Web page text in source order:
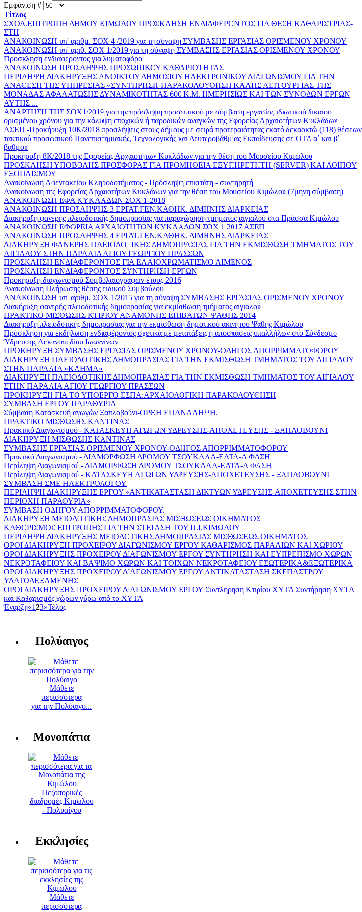
Εμφάνιση #
Τίτλος
ΣΧΟΛ.ΕΠΙΤΡΟΠΗ ΔΗΜΟΥ ΚΙΜΩΛΟΥ ΠΡΟΣΚΛΗΣΗ ΕΝΔΙΑΦΕΡΟΝΤΟΣ ΓΙΑ ΘΕΣΗ ΚΑΘΑΡΙΣΤΡΙΑΣ-
ΣΤΗ
ΑΝΑΚΟΙΝΩΣΗ υπ' αριθμ. ΣΟΧ 4 /2019 για τη σύναψη ΣΥΜΒΑΣΗΣ ΕΡΓΑΣΙΑΣ ΟΡΙΣΜΕΝΟΥ ΧΡΟΝΟΥ
ΑΝΑΚΟΙΝΩΣΗ υπ' αριθ. ΣΟΧ 1/2019 για τη σύναψη ΣΥΜΒΑΣΗΣ ΕΡΓΑΣΙΑΣ ΟΡΙΣΜΕΝΟΥ ΧΡΟΝΟΥ
Προσκληση ενδιαφεροντος για λυματοφόρο
ΑΝΑΚΟΙΝΩΣΗ ΠΡΟΣΛΗΨΗΣ ΠΡΟΣΩΠΙΚΟΥ ΚΑΘΑΡΙΟΤΗΤΑΣ
ΠΕΡΙΛΗΨΗ ΔΙΑΚΗΡΥΞΗΣ ΑΝΟΙΚΤΟΥ ΔΗΜΟΣΙΟΥ ΗΛΕΚΤΡΟΝΙΚΟΥ ΔΙΑΓΩΝΙΣΜΟΥ ΓΙΑ ΤΗΝ
ΑΝΑΘΕΣΗ ΤΗΣ ΥΠΗΡΕΣΙΑΣ «ΣΥΝΤΗΡΗΣΗ-ΠΑΡΑΚΟΛΟΥΘΗΣΗ ΚΑΛΗΣ ΛΕΙΤΟΥΡΓΙΑΣ ΤΗΣ
ΜΟΝΑΔΑΣ ΑΦΑΛΑΤΩΣΗΣ ΔΥΝΑΜΙΚΟΤΗΤΑΣ 600 Κ.Μ. ΗΜΕΡΗΣΙΩΣ ΚΑΙ ΤΩΝ ΣΥΝΟΔΩΝ ΕΡΓΩΝ
ΑΥΤΗΣ ...
ΑΝΑΡΤΗΣΗ ΤΗΣ ΣΟΧ1/2019 για την πρόσληψη προσωπικού με σύμβαση εργασίας ιδιωτικού δικαίου
ορισμένου χρόνου για την κάλυψη εποχικών ή παροδικών αναγκών της Εφορείας Αρχαιοτήτων Κυκλάδων
ΑΣΕΠ -Προκήρυξη 10Κ/2018 προσλήψεις στους δήμους με σειρά προτεραιότητας εκατό δεκαοκτώ (118) θέσεων
τακτικού προσωπικού Πανεπιστημιακής, Τεχνολογικής και Δευτεροβάθμιας Εκπαίδευσης σε ΟΤΑ α΄ και β΄
βαθμού
Προκήρυξη 8Κ/2018 της Εφορείας Αρχαιοτήτων Κυκλάδων για την θέση του Μουσείου Κιμώλου
ΠΡΟΣΚΛΗΣΗ ΥΠΟΒΟΛΗΣ ΠΡΟΣΦΟΡΑΣ ΓΙΑ ΠΡΟΜΗΘΕΙΑ ΕΞΥΠΗΡΕΤΗΤΗ (SERVER) ΚΑΙ ΛΟΙΠΟΥ
ΕΞΟΠΛΙΣΜΟΥ
Ανακοίνωση Αφεντακείου Κληροδοτήματος - Πρόσληψη επιστάτη - συντηρητή
Ανακοίνωση της Εφορείας Αρχαιοτήτων Κυκλάδων για την θέση του Μουσείου Κιμώλου (7μηνη σύμβαση)
ΑΝΑΚΟΙΝΩΣΗ ΕΦΑ ΚΥΚΛΑΔΩΝ ΣΟΧ 1-2018
ΑΝΑΚΟΙΝΩΣΗ ΠΡΟΣΛΗΨΗΣ 3 ΕΡΓΑΤ.ΓΕΝ.ΚΑΘΗΚ. ΔΙΜΗΝΗΣ ΔΙΑΡΚΕΙΑΣ
Διακήρυξη φανερής πλειοδοτικής δημοπρασίας για παραχώρηση τμήματος αιγιαλού στα Πράσσα Κιμώλου
ΑΝΑΚΟΙΝΩΣΗ ΕΦΟΡΕΙΑ ΑΡΧΑΙΟΤΗΤΩΝ ΚΥΚΛΑΔΩΝ ΣΟΧ 1 2017 ΑΣΕΠ
ΑΝΑΚΟΙΝΩΣΗ ΠΡΟΣΛΗΨΗΣ 4 ΕΡΓΑΤ.ΓΕΝ.ΚΑΘΗΚ. ΔΙΜΗΝΗΣ ΔΙΑΡΚΕΙΑΣ
ΔΙΑΚΗΡΥΞΗ ΦΑΝΕΡΗΣ ΠΛΕΙΟΔΟΤΙΚΗΣ ΔΗΜΟΠΡΑΣΙΑΣ ΓΙΑ ΤΗΝ ΕΚΜΙΣΘΩΣΗ ΤΜΗΜΑΤΟΣ ΤΟΥ
ΑΙΓΙΑΛΟΥ ΣΤΗΝ ΠΑΡΑΛΙΑ ΑΓΙΟΥ ΓΕΩΡΓΙΟΥ ΠΡΑΣΣΩΝ
ΠΡΟΣΚΛΗΣΗ ΕΝΔΙΑΦΕΡΟΝΤΟΣ ΓΙΑ ΕΛΑΙΟΧΡΩΜΑΤΙΣΜΟ ΛΙΜΕΝΟΣ
ΠΡΟΣΚΛΗΣΗ ΕΝΔΙΑΦΕΡΟΝΤΟΣ ΣΥΝΤΗΡΗΣΗ ΕΡΓΩΝ
Προκήρυξη διαγωνισμού Συμβολαιογράφων έτους 2016
Ανακοίνωση Πλήρωσης θέσης ειδικού Συμβούλου
ΑΝΑΚΟΙΝΩΣΗ υπ' αριθμ. ΣΟΧ 1/2015 για τη σύναψη ΣΥΜΒΑΣΗΣ ΕΡΓΑΣΙΑΣ ΟΡΙΣΜΕΝΟΥ ΧΡΟΝΟΥ
Διακήρυξη φανερής πλειοδοτικής δημοπρασίας για εκμίσθωση τμήματος αιγιαλού
ΠΡΑΚΤΙΚΟ ΜΙΣΘΩΣΗΣ ΚΤΙΡΙΟΥ ΑΝΑΜΟΝΗΣ ΕΠΙΒΑΤΩΝ ΨΑΘΗΣ 2014
Διακήρυξη πλειοδοτικής δημοπρασίας για την εκμίσθωση δημοτικού ακινήτου Ψάθης Κιμώλου
Πρόσκληση για εκδήλωση ενδιαφέροντος σχετικά με μετατάξεις ή αποσπάσεις υπαλλήλων στο Σύνδεσμο
Ύδρευσης Λεκανοπεδίου Ιωαννίνων
ΠΡΟΚΗΡΥΞΗ ΣΥΜΒΑΣΗΣ ΕΡΓΑΣΙΑΣ ΟΡΙΣΜΕΝΟΥ ΧΡΟΝΟΥ-ΟΔΗΓΟΣ ΑΠΟΡΡΙΜΜΑΤΟΦΟΡΟΥ
ΔΙΑΚΗΡΥΞΗ ΠΛΕΙΟΔΟΤΙΚΗΣ ΔΗΜΟΠΡΑΣΙΑΣ ΓΙΑ ΤΗΝ ΕΚΜΙΣΘΩΣΗ ΤΜΗΜΑΤΟΣ ΤΟΥ ΑΙΓΙΑΛΟΥ
ΣΤΗΝ ΠΑΡΑΛΙΑ «ΚΛΗΜΑ»
ΔΙΑΚΗΡΥΞΗ ΠΛΕΙΟΔΟΤΙΚΗΣ ΔΗΜΟΠΡΑΣΙΑΣ ΓΙΑ ΤΗΝ ΕΚΜΙΣΘΩΣΗ ΤΜΗΜΑΤΟΣ ΤΟΥ ΑΙΓΙΑΛΟΥ
ΣΤΗΝ ΠΑΡΑΛΙΑ ΑΓΙΟΥ ΓΕΩΡΓΙΟΥ ΠΡΑΣΣΩΝ
ΠΡΟΚΗΡΥΞΗ ΓΙΑ ΤΟ ΥΠΟΕΡΓΟ ΕΣΠΑ:ΑΡΧΑΙΟΛΟΓΙΚΗ ΠΑΡΑΚΟΛΟΥΘΗΣΗ
ΣΥΜΒΑΣΗ ΕΡΓΟΥ ΠΑΡΑΘΥΡΙΑ
Σύμβαση Κατασκευή αγωγών Ξαπλοβούνι-ΟΡΘΗ ΕΠΑΝΑΛΗΨΗ.
ΠΡΑΚΤΙΚΟ ΜΙΣΘΩΣΗΣ ΚΑΝΤΙΝΑΣ
Πρακτικό Διαγωνισμού - ΚΑΤΑΣΚΕΥΗ ΑΓΩΓΩΝ ΥΔΡΕΥΣΗΣ-ΑΠΟΧΕΤΕΥΣΗΣ - ΞΑΠΛΟΒΟΥΝΙ
ΔΙΑΚΗΡΥΞΗ ΜΙΣΘΩΣΗΣ ΚΑΝΤΙΝΑΣ
ΣΥΜΒΑΣΗΣ ΕΡΓΑΣΙΑΣ ΟΡΙΣΜΕΝΟΥ ΧΡΟΝΟΥ-ΟΔΗΓΟΣ ΑΠΟΡΡΙΜΜΑΤΟΦΟΡΟΥ
Πρακτικό Διαγωνισμού - ΔΙΑΜΟΡΦΩΣΗ ΔΡΟΜΟΥ ΤΣΟΥΚΑΛΑ-ΕΛΤΑ-Α ΦΑΣΗ
Περίληψη Διαγωνισμού - ΔΙΑΜΟΡΦΩΣΗ ΔΡΟΜΟΥ ΤΣΟΥΚΑΛΑ-ΕΛΤΑ-Α ΦΑΣΗ
Περίληψη Διαγωνισμού - ΚΑΤΑΣΚΕΥΗ ΑΓΩΓΩΝ ΥΔΡΕΥΣΗΣ-ΑΠΟΧΕΤΕΥΣΗΣ - ΞΑΠΛΟΒΟΥΝΙ
ΣΥΜΒΑΣΗ ΣΜΕ ΗΛΕΚΤΡΟΛΟΓΟΥ
ΠΕΡΙΛΗΨΗ ΔΙΑΚΗΡΥΞΗΣ ΕΡΓΟΥ «ΑΝΤΙΚΑΤΑΣΤΑΣΗ ΔΙΚΤΥΩΝ ΥΔΡΕΥΣΗΣ-ΑΠΟΧΕΤΕΥΣΗΣ ΣΤΗΝ
ΠΕΡΙΟΧΗ ΠΑΡΑΘΥΡΙΑ»
ΣΥΜΒΑΣΗ ΟΔΗΓΟΥ ΑΠΟΡΡΙΜΜΑΤΟΦΟΡΟΥ.
ΔΙΑΚΗΡΥΞΗ ΜΕΙΟΔΟΤΙΚΗΣ ΔΗΜΟΠΡΑΣΙΑΣ ΜΙΣΘΩΣΕΩΣ ΟΙΚΗΜΑΤΟΣ
ΚΑΘΟΡΙΣΜΟΣ ΕΠΙΤΡΟΠΗΣ ΓΙΑ ΤΗΝ ΣΤΕΓΑΣΗ ΤΟΥ Π.Ι.ΚΙΜΩΛΟΥ
ΠΕΡΙΛΗΨΗ ΔΙΑΚΗΡΥΞΗΣ ΜΕΙΟΔΟΤΙΚΗΣ ΔΗΜΟΠΡΑΣΙΑΣ ΜΙΣΘΩΣΕΩΣ ΟΙΚΗΜΑΤΟΣ
ΟΡΟΙ ΔΙΑΚΗΡΥΞΗ ΠΡΟΧΕΙΡΟΥ ΔΙΑΓΩΝΙΣΜΟΥ ΕΡΓΟΥ ΚΑΘΑΡΙΣΜΟΣ ΠΑΡΑΛΙΩΝ ΚΑΙ ΧΩΡΙΟΥ
ΟΡΟΙ ΔΙΑΚΗΡΥΞΗΣ ΠΡΟΧΕΙΡΟΥ ΔΙΑΓΩΝΙΣΜΟΥ ΕΡΓΟΥ ΣΥΝΤΗΡΗΣΗ ΚΑΙ ΕΥΠΡΕΠΙΣΜΟ ΧΩΡΩΝ
ΝΕΚΡΟΤΑΦΕΙΟΥ ΚΑΙ ΒΑΨΙΜΟ ΧΩΡΩΝ ΚΑΙ ΤΟΙΧΩΝ ΝΕΚΡΟΤΑΦΕΙΟΥ ΕΣΩΤΕΡΙΚΑ&ΕΞΩΤΕΡΙΚΑ
ΟΡΟΙ ΔΙΑΚΗΡΥΞΗΣ ΠΡΟΧΕΙΡΟΥ ΔΙΑΓΩΝΙΣΜΟΥ ΕΡΓΟΥ ΑΝΤΙΚΑΤΑΣΤΑΣΗ ΣΚΕΠΑΣΤΡΟΥ
ΥΔΑΤΟΔΕΞΑΜΕΝΗΣ
ΟΡΟΙ ΔΙΑΚΗΡΥΞΗΣ ΠΡΟΧΕΙΡΟΥ ΔΙΑΓΩΝΙΣΜΟΥ ΕΡΓΟΥ Συντληρηση Κτιρίου ΧΥΤΑ Συντήρηση ΧΥΤΑ
και Καθαρισμός χώρων γύρω από το ΧΥΤΑ
Έναρξη«123»Τέλος
Πολύαιγος
Μάθετε
περισσότερα
για την Πολύαιγο...
Μονοπάτια
Πεζοπορικές
διαδρομές Κιμώλου
- Πολυαίγου
Εκκλησίες
Μάθετε
περισσότερα